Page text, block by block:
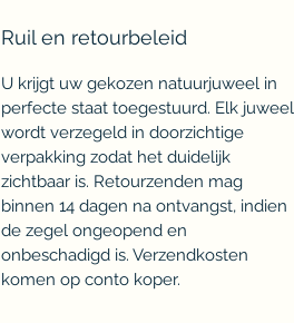
Ruil en retourbeleid
U krijgt uw gekozen natuurjuweel in
perfecte staat toegestuurd. Elk juweel
wordt verzegeld in doorzichtige
verpakking zodat het duidelijk
zichtbaar is. Retourzenden mag
binnen 14 dagen na ontvangst, indien
de zegel ongeopend en
onbeschadigd is. Verzendkosten
komen op conto koper.